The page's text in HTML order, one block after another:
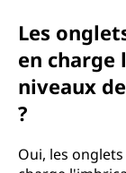
Les
en
niveaux
?
Oui, les